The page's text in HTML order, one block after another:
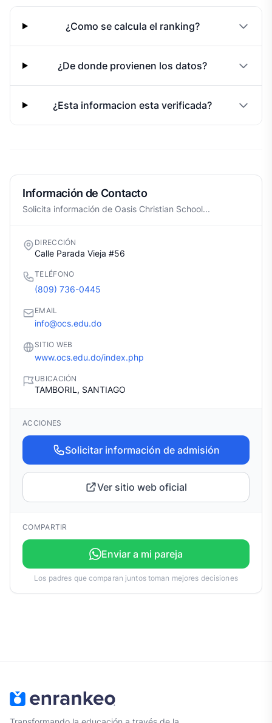
¿Como se calcula el ranking?
¿De donde provienen los datos?
¿Esta informacion esta verificada?
Información de Contacto
Solicita información de Oasis Christian School...
DIRECCIÓN
Calle Parada Vieja #56
TELÉFONO
(809) 736-0445
EMAIL
info@ocs.edu.do
SITIO WEB
www.ocs.edu.do/index.php
UBICACIÓN
TAMBORIL, SANTIAGO
ACCIONES
Solicitar información de admisión
Ver sitio web oficial
COMPARTIR
Enviar a mi pareja
Los padres que comparan juntos toman mejores decisiones